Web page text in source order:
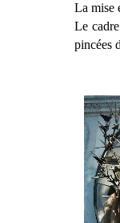
La mise
Le
pincées